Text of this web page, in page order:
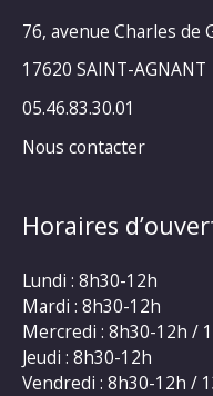
76, avenue Charles de
17620 SAINT-AGNANT
05.46.83.30.01
Nous contacter
Horaires
Lundi : 8h30-12h
Mardi : 8h30-12h
Mercredi : 8h30-12h /
Jeudi : 8h30-12h
Vendredi : 8h30-12h /